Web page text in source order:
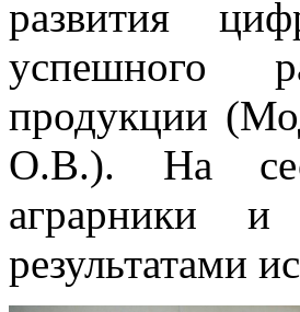
развития
успешного
продукции
О.В.). На
аграрники и
результатами